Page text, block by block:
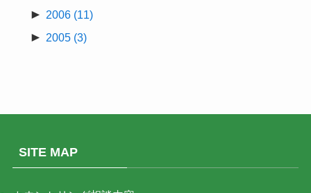
► 2006 (11)
► 2005 (3)
SITE MAP